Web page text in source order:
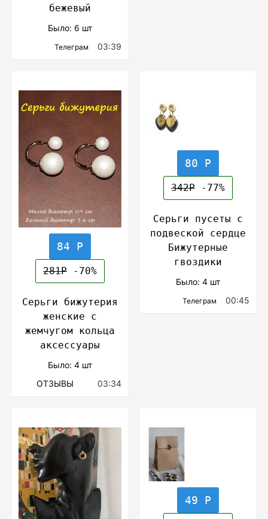
бежевый
Было: 6 шт
Телеграм 03:39
84 Р
281Р -70%
Серьги бижутерия
женские с
жемчугом кольца
аксессуары
Было: 4 шт
ОТЗЫВЫ
03:34
80 Р
342Р -77%
Серьги пусеты с
подвеской сердце
Бижутерные
гвоздики
Было: 4 шт
Телеграм 00:45
49 Р